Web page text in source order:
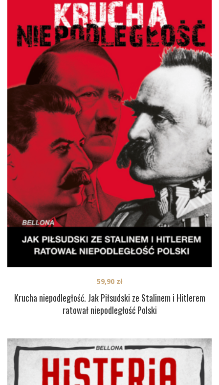
Krucha niepodległość. Jak Piłsudski ze Stalinem i Hitlerem
ratował niepodległość Polski
59,90 zł